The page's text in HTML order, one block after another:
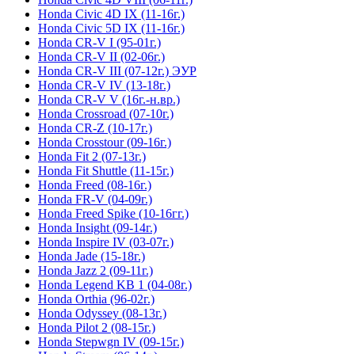
Honda Civic 4D IX (11-16г.)
Honda Civic 5D IX (11-16г.)
Honda CR-V I (95-01г.)
Honda CR-V II (02-06г.)
Honda CR-V III (07-12г.) ЭУР
Honda CR-V IV (13-18г.)
Honda CR-V V (16г.-н.вр.)
Honda Crossroad (07-10г.)
Honda CR-Z (10-17г.)
Honda Crosstour (09-16г.)
Honda Fit 2 (07-13г.)
Honda Fit Shuttle (11-15г.)
Honda Freed (08-16г.)
Honda FR-V (04-09г.)
Honda Freed Spike (10-16гг.)
Honda Insight (09-14г.)
Honda Inspire IV (03-07г.)
Honda Jade (15-18г.)
Honda Jazz 2 (09-11г.)
Honda Legend KB 1 (04-08г.)
Honda Orthia (96-02г.)
Honda Odyssey (08-13г.)
Honda Pilot 2 (08-15г.)
Honda Stepwgn IV (09-15г.)